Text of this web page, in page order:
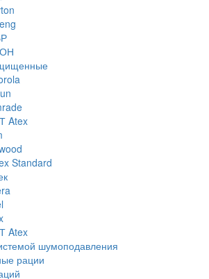
Atex
Standard
Atex
шумоподавления
рации